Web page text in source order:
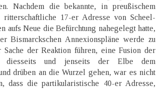
Nachdem die bekannte, in preußischem
ritterschaftliche 17-er Adresse von Scheel-
aufs Neue die Befürchtung nahegelegt hatte,
Bismarckschen Annexionspläne werde zu
der Reaktion führen, eine Fusion der
diesseits und jenseits der Elbe dem
drüben an die Wurzel gehen, war es nicht
dass die partikularistische 40-er Adresse,